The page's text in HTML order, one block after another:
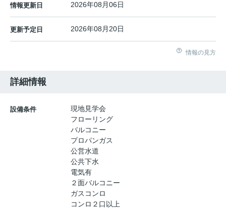
情報更新日 2026年08月06日
更新予定日 2026年08月20日
情報の見方
詳細情報
設備条件
現地見学会
フローリング
バルコニー
プロパンガス
公営水道
公共下水
電気有
２面バルコニー
ガスコンロ
コンロ２口以上